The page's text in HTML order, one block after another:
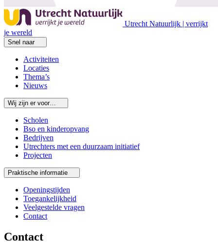
Utrecht Natuurlijk | verrijkt
je wereld
Snel naar
Activiteiten
Locaties
Thema’s
Nieuws
Wij zijn er voor…
Scholen
Bso en kinderopvang
Bedrijven
Utrechters met een duurzaam initiatief
Projecten
Praktische informatie
Openingstijden
Toegankelijkheid
Veelgestelde vragen
Contact
Contact